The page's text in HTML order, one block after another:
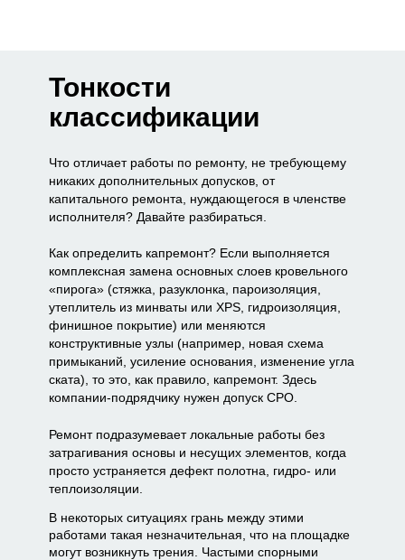
Тонкости
классификации
Что отличает работы по ремонту, не требующему
никаких дополнительных допусков, от
капитального ремонта, нуждающегося в членстве
исполнителя? Давайте разбираться.
Как определить капремонт? Если выполняется
комплексная замена основных слоев кровельного
«пирога» (стяжка, разуклонка, пароизоляция,
утеплитель из минваты или XPS, гидроизоляция,
финишное покрытие) или меняются
конструктивные узлы (например, новая схема
примыканий, усиление основания, изменение угла
ската), то это, как правило, капремонт. Здесь
компании-подрядчику нужен допуск СРО.
Ремонт подразумевает локальные работы без
затрагивания основы и несущих элементов, когда
просто устраняется дефект полотна, гидро- или
теплоизоляции.
В некоторых ситуациях грань между этими
работами такая незначительная, что на площадке
могут возникнуть трения. Частыми спорными